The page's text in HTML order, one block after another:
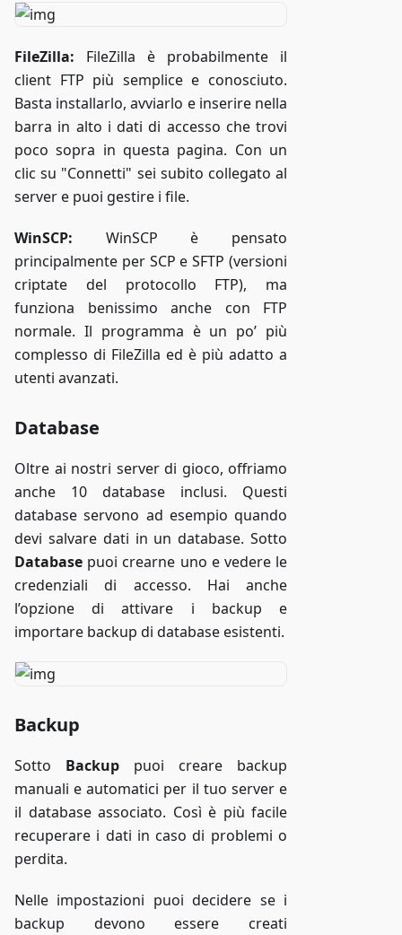
FileZilla: FileZilla è probabilmente il
client FTP più semplice e conosciuto.
Basta installarlo, avviarlo e inserire nella
barra in alto i dati di accesso che trovi
poco sopra in questa pagina. Con un
clic su "Connetti" sei subito collegato al
server e puoi gestire i file.
WinSCP: WinSCP è pensato
principalmente per SCP e SFTP (versioni
criptate del protocollo FTP), ma
funziona benissimo anche con FTP
normale. Il programma è un po’ più
complesso di FileZilla ed è più adatto a
utenti avanzati.
Database
Oltre ai nostri server di gioco, offriamo
anche 10 database inclusi. Questi
database servono ad esempio quando
devi salvare dati in un database. Sotto
Database puoi crearne uno e vedere le
credenziali di accesso. Hai anche
l’opzione di attivare i backup e
importare backup di database esistenti.
Backup
Sotto Backup puoi creare backup
manuali e automatici per il tuo server e
il database associato. Così è più facile
recuperare i dati in caso di problemi o
perdita.
Nelle impostazioni puoi decidere se i
backup devono essere creati